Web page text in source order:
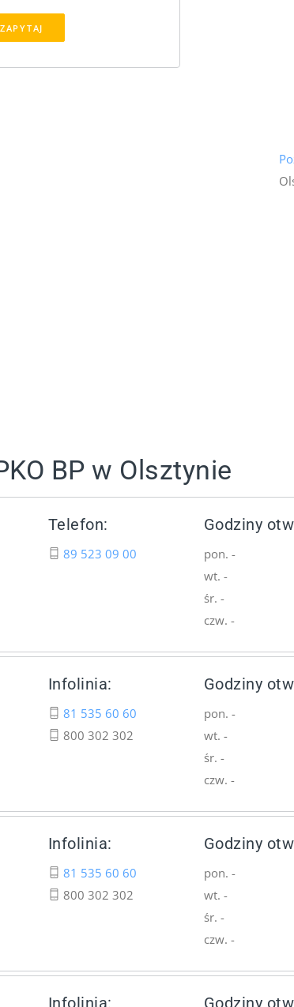
ZAPYTAJ
BP w Olsztynie
Telefon:
89 523 09 00
Godziny
pon. -
wt. -
śr. -
czw. -
Infolinia:
81 535 60 60
800 302 302
Godziny
pon. -
wt. -
śr. -
czw. -
Infolinia:
81 535 60 60
800 302 302
Godziny
pon. -
wt. -
śr. -
czw. -